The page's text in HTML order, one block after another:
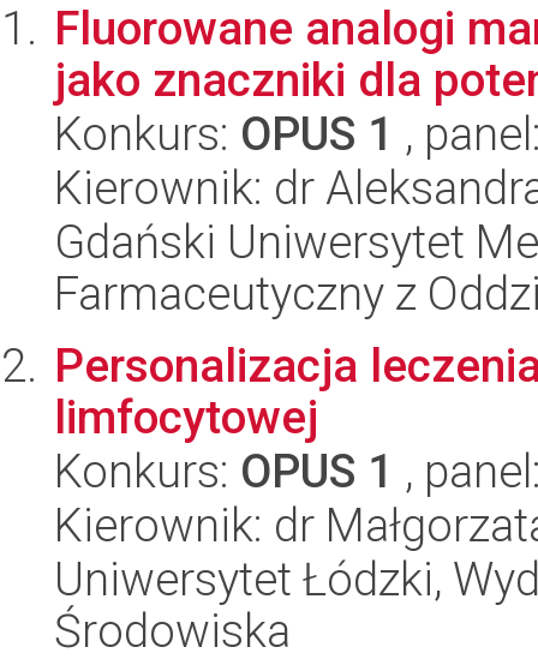
Fluorowane analogi
jako znaczniki dla
Konkurs: OPUS 1 ,
Kierownik: dr
Gdański Uniwersytet
Farmaceutyczny z
Personalizacja
limfocytowej
Konkurs: OPUS 1 ,
Kierownik: dr
Uniwersytet Łódzki,
Środowiska